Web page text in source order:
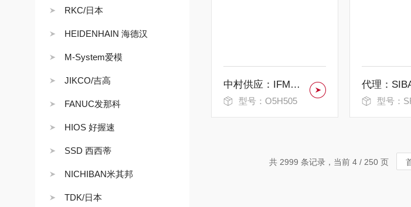
RKC/日本
HEIDENHAIN 海德汉
M-System爱模
JIKCO/吉高
FANUC发那科
HIOS 好握速
SSD 西西蒂
NICHIBAN米其邦
TDK/日本
中村供应：IFM易福门漫反射光电传感器
型号：O5H505 型号：
共 2999 条记录，当前 4 / 250 页